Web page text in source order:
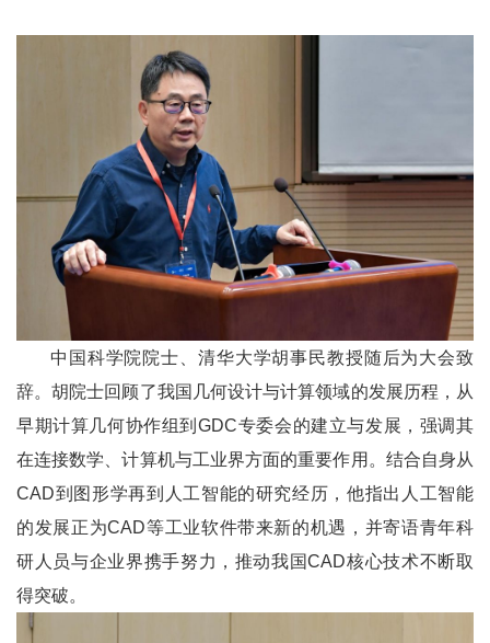
中国科学院院士、清华大学胡事民教授随后为大会致
辞。胡院士回顾了我国几何设计与计算领域的发展历程，从
早期计算几何协作组到GDC专委会的建立与发展，强调其
在连接数学、计算机与工业界方面的重要作用。结合自身从
CAD到图形学再到人工智能的研究经历，他指出人工智能
的发展正为CAD等工业软件带来新的机遇，并寄语青年科
研人员与企业界携手努力，推动我国CAD核心技术不断取
得突破。